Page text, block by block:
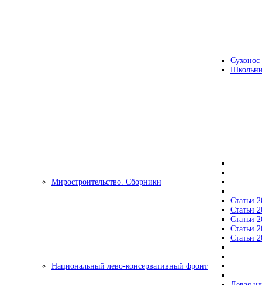
Миростроительство. Сборники
Статьи
Статьи
Статьи
Статьи
Статьи
Национальный лево-консервативный фронт